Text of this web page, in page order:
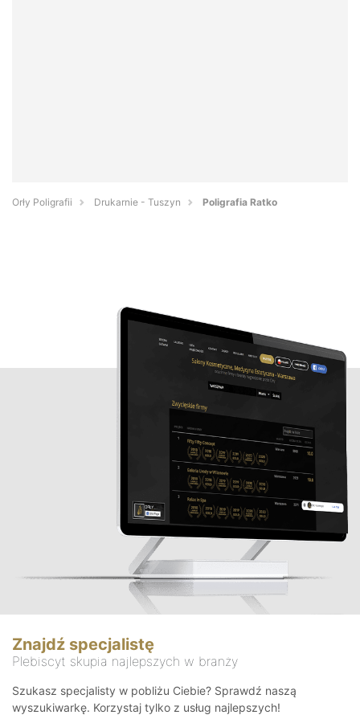
Orły Poligrafii Drukarnie - Tuszyn Poligrafia Ratko
Znajdź specjalistę
Plebiscyt skupia najlepszych w branży
Szukasz specjalisty w pobliżu Ciebie? Sprawdź naszą
wyszukiwarkę. Korzystaj tylko z usług najlepszych!